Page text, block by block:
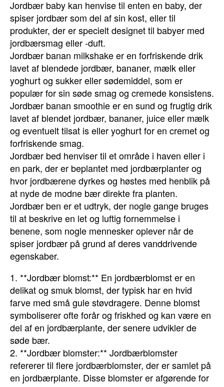
Jordbær baby kan henvise til enten en baby, der
spiser jordbær som del af sin kost, eller til
produkter, der er specielt designet til babyer med
jordbærsmag eller -duft.
Jordbær banan milkshake er en forfriskende drik
lavet af blendede jordbær, bananer, mælk eller
yoghurt og sukker eller sødemiddel, som er
populær for sin søde smag og cremede konsistens.
Jordbær banan smoothie er en sund og frugtig drik
lavet af blendet jordbær, bananer, juice eller mælk
og eventuelt tilsat is eller yoghurt for en cremet og
forfriskende smag.
Jordbær bed henviser til et område i haven eller i
en park, der er beplantet med jordbærplanter og
hvor jordbærene dyrkes og høstes med henblik på
at nyde de modne bær direkte fra planten.
Jordbær ben er et udtryk, der nogle gange bruges
til at beskrive en let og luftig fornemmelse i
benene, som nogle mennesker oplever når de
spiser jordbær på grund af deres vanddrivende
egenskaber.
1. **Jordbær blomst:** En jordbærblomst er en
delikat og smuk blomst, der typisk har en hvid
farve med små gule støvdragere. Denne blomst
symboliserer ofte forår og friskhed og kan være en
del af en jordbærplante, der senere udvikler de
søde bær.
2. **Jordbær blomster:** Jordbærblomster
refererer til flere jordbærblomster, der er samlet på
en jordbærplante. Disse blomster er afgørende for